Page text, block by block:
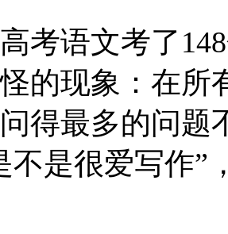
语文考了148
的现象：在所
得最多的问题
不是很爱写作”